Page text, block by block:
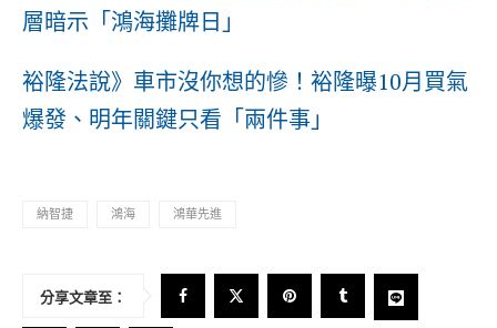
層暗示「鴻海攤牌日」
裕隆法說》車市沒你想的慘！裕隆曝10月買氣
爆發、明年關鍵只看「兩件事」
納智捷 鴻海 鴻華先進
分享文章至：